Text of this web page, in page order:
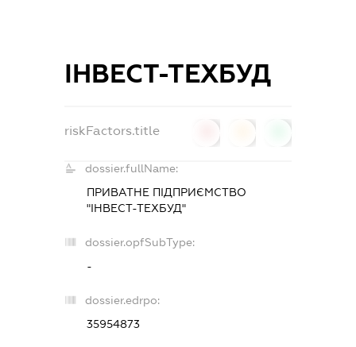
ІНВЕСТ-ТЕХБУД
riskFactors.title
dossier.fullName:
ПРИВАТНЕ ПІДПРИЄМСТВО
"ІНВЕСТ-ТЕХБУД"
dossier.opfSubType:
-
dossier.edrpo:
35954873